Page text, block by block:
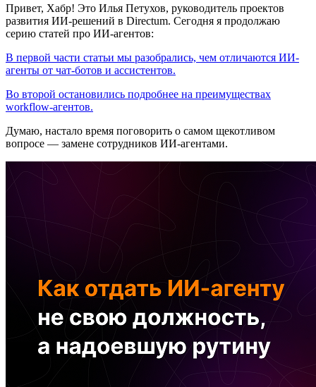
Привет, Хабр! Это Илья Петухов, руководитель проектов
развития ИИ-решений в Directum. Сегодня я продолжаю
серию статей про ИИ-агентов:
В первой части статьи мы разобрались, чем отличаются ИИ-
агенты от чат-ботов и ассистентов.
Во второй остановились подробнее на преимуществах
workflow-агентов.
Думаю, настало время поговорить о самом щекотливом
вопросе — замене сотрудников ИИ-агентами.